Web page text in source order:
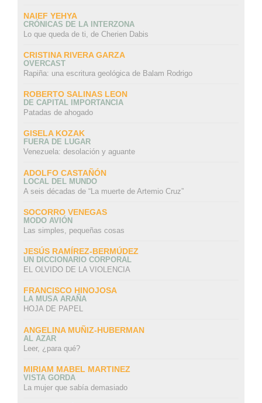
NAIEF YEHYA
CRÓNICAS DE LA INTERZONA
Lo que queda de ti, de Cherien Dabis
CRISTINA RIVERA GARZA
OVERCAST
Rapiña: una escritura geológica de Balam Rodrigo
ROBERTO SALINAS LEON
DE CAPITAL IMPORTANCIA
Patadas de ahogado
GISELA KOZAK
FUERA DE LUGAR
Venezuela: desolación y aguante
ADOLFO CASTAÑÓN
LOCAL DEL MUNDO
A seis décadas de “La muerte de Artemio Cruz”
SOCORRO VENEGAS
MODO AVIÓN
Las simples, pequeñas cosas
JESÚS RAMÍREZ-BERMÚDEZ
UN DICCIONARIO CORPORAL
EL OLVIDO DE LA VIOLENCIA
FRANCISCO HINOJOSA
LA MUSA ARAÑA
HOJA DE PAPEL
ANGELINA MUÑIZ-HUBERMAN
AL AZAR
Leer, ¿para qué?
MIRIAM MABEL MARTINEZ
VISTA GORDA
La mujer que sabía demasiado